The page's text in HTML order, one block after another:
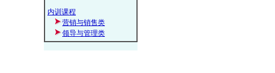
内训课程
营销与销售类
领导与管理类